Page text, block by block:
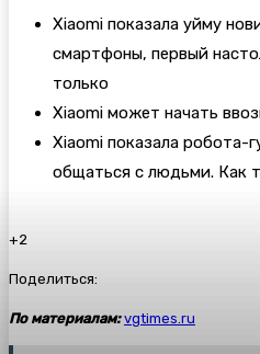
Xiaomi показала уйму
смартфоны, первый
только
Xiaomi может начать
Xiaomi показала робота-
общаться с людьми. Как
+2
Поделиться:
По материалам: vgtimes.ru